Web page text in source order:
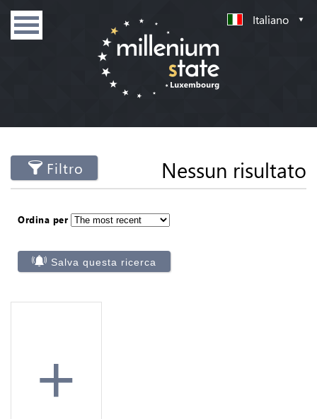
Italiano
Filtro Nessun risultato
Ordina per
Salva questa ricerca
+